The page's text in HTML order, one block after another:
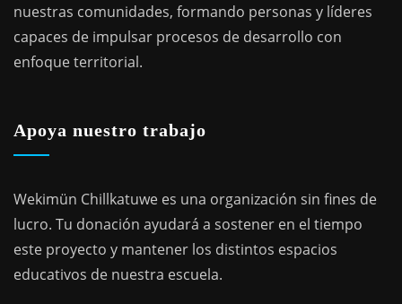
nuestras comunidades, formando personas y líderes
capaces de impulsar procesos de desarrollo con
enfoque territorial.
Apoya nuestro trabajo
Wekimün Chillkatuwe es una organización sin fines de
lucro. Tu donación ayudará a sostener en el tiempo
este proyecto y mantener los distintos espacios
educativos de nuestra escuela.